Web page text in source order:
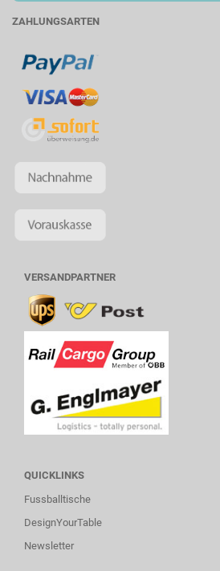
ZAHLUNGSARTEN
VERSANDPARTNER
QUICKLINKS
Fussballtische
DesignYourTable
Newsletter